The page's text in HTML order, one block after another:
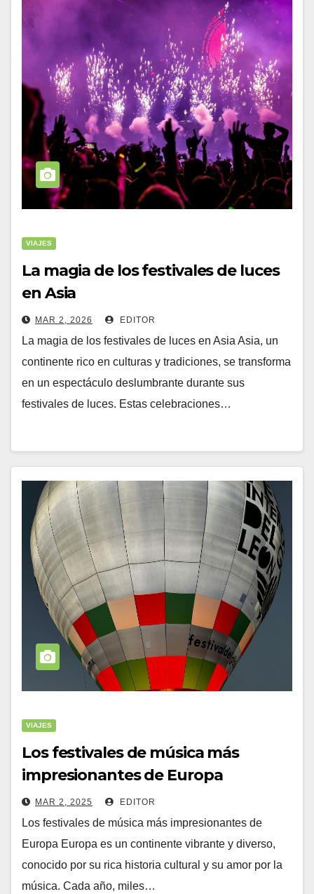
VIAJES
La magia de los festivales de luces
en Asia
MAR 2, 2026 EDITOR
La magia de los festivales de luces en Asia Asia, un
continente rico en culturas y tradiciones, se transforma
en un espectáculo deslumbrante durante sus
festivales de luces. Estas celebraciones…
VIAJES
Los festivales de música más
impresionantes de Europa
MAR 2, 2025 EDITOR
Los festivales de música más impresionantes de
Europa Europa es un continente vibrante y diverso,
conocido por su rica historia cultural y su amor por la
música. Cada año, miles…